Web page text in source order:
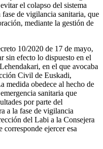
el colapso del sistema
de vigilancia sanitaria, que
mediante la gestión de
10/2020 de 17 de mayo,
sin efecto lo dispuesto en el
en el que avocaba
Civil de Euskadi,
obedece al hecho de
sanitaria que
por parte del
a la fase de vigilancia
del Labi a la Consejera
corresponde ejercer esa